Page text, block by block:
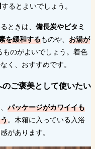
するとよいでしょう。
ときは、 備長炭やビタミ
を緩和するものや、 お湯が
ものがよいでしょう。着色
く、おすすめです。
ご褒美として使いたい
パッケージがカワイイも
。木箱に入っている入浴
があります。